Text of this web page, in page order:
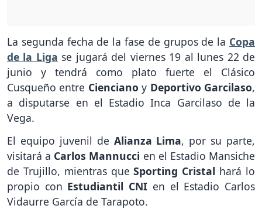
La segunda fecha de la fase de grupos de la Copa
de la Liga se jugará del viernes 19 al lunes 22 de
junio y tendrá como plato fuerte el Clásico
Cusqueño entre Ciencianoy Deportivo Garcilaso,
a disputarse en el Estadio Inca Garcilaso de la
Vega.
El equipo juvenil de Alianza Lima, por su parte,
visitará a Carlos Mannucci en el Estadio Mansiche
de Trujillo, mientras queSporting Cristal hará lo
propio con Estudiantil CNI en el Estadio Carlos
Vidaurre García de Tarapoto.